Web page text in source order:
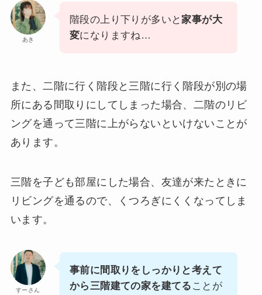
あき
階段の上り下りが多いと家事が大
変になりますね…
また、二階に行く階段と三階に行く階段が別の場
所にある間取りにしてしまった場合、二階のリビ
ングを通って三階に上がらないといけないことが
あります。
三階を子ども部屋にした場合、友達が来たときに
リビングを通るので、くつろぎにくくなってしま
います。
すーさん
事前に間取りをしっかりと考えて
から三階建ての家を建てる ことが